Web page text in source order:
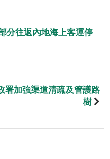
分往返內地海上客運停
署加強渠道清疏及管護路
樹